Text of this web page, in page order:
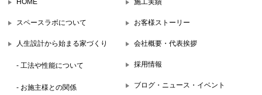
HOME
スペースラボについて
人生設計から始まる家づくり
- 工法や性能について
- お施主様との関係
施工実績
お客様ストーリー
会社概要・代表挨拶
採用情報
ブログ・ニュース・イベント